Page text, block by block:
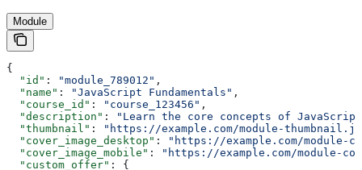
Module
{
  "id"
: "module_789012" ,
  "name"
: "JavaScript Fundamentals" ,
  "course_id"
: "course_123456" ,
  "description"
:
"Learn the core concepts of JavaScript
  "thumbnail"
:
"https://example.com/module-
  "cover_image_desktop"
:
"https://example.com/module-
  "cover_image_mobile"
:
"https://example.com/module-
  "custom_offer"
: {